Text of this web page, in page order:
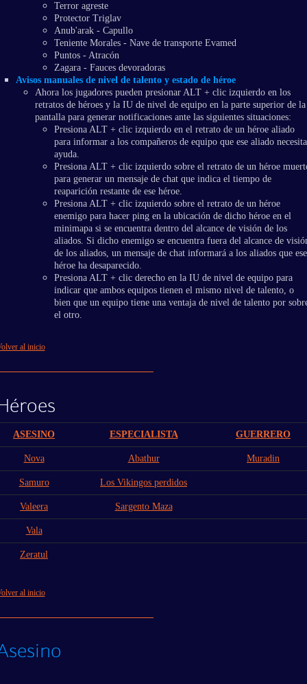
Terror agreste
Protector Triglav
Anub'arak - Capullo
Teniente Morales - Nave de transporte Evamed
Puntos - Atracón
Zagara - Fauces devoradoras
Avisos manuales de nivel de talento y estado de héroe
Ahora los jugadores pueden presionar ALT + clic izquierdo en los
retratos de héroes y la IU de nivel de equipo en la parte superior de la
pantalla para generar notificaciones ante las siguientes situaciones:
Presiona ALT + clic izquierdo en el retrato de un héroe aliado
para informar a los compañeros de equipo que ese aliado necesita
ayuda.
Presiona ALT + clic izquierdo sobre el retrato de un héroe
para generar un mensaje de chat que indica el tiempo de
reaparición restante de ese héroe.
Presiona ALT + clic izquierdo sobre el retrato de un héroe
enemigo para hacer ping en la ubicación de dicho héroe en el
minimapa si se encuentra dentro del alcance de visión de los
aliados. Si dicho enemigo se encuentra fuera del alcance de
de los aliados, un mensaje de chat informará a los aliados que ese
héroe ha desaparecido.
Presiona ALT + clic derecho en la IU de nivel de equipo para
indicar que ambos equipos tienen el mismo nivel de talento, o
bien que un equipo tiene una ventaja de nivel de talento por
el otro.
al inicio
ASESINO ESPECIALISTA GUERRERO
Nova Abathur Muradin
Samuro Los Vikingos perdidos
Valeera Sargento Maza
Vala
Zeratul
al inicio